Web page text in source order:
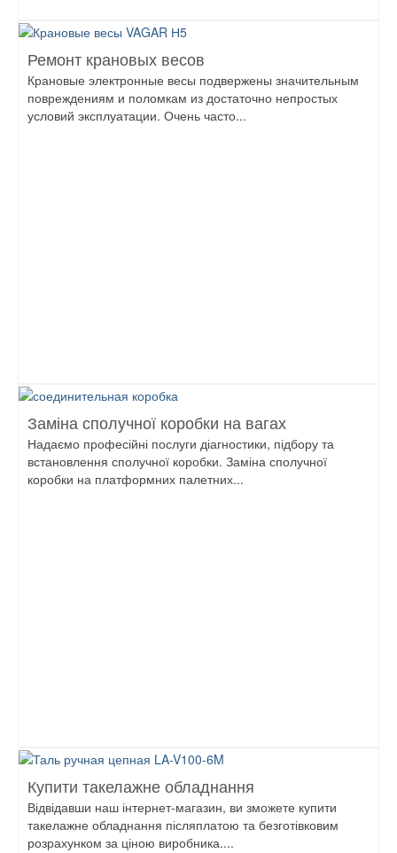
Ремонт крановых весов
Крановые электронные весы подвержены значительным
повреждениям и поломкам из достаточно непростых
условий эксплуатации. Очень часто...
Заміна сполучної коробки на вагах
Надаємо професійні послуги діагностики, підбору та
встановлення сполучної коробки. Заміна сполучної
коробки на платформних палетних...
Купити такелажне обладнання
Відвідавши наш інтернет-магазин, ви зможете купити
такелажне обладнання післяплатою та безготівковим
розрахунком за ціною виробника....